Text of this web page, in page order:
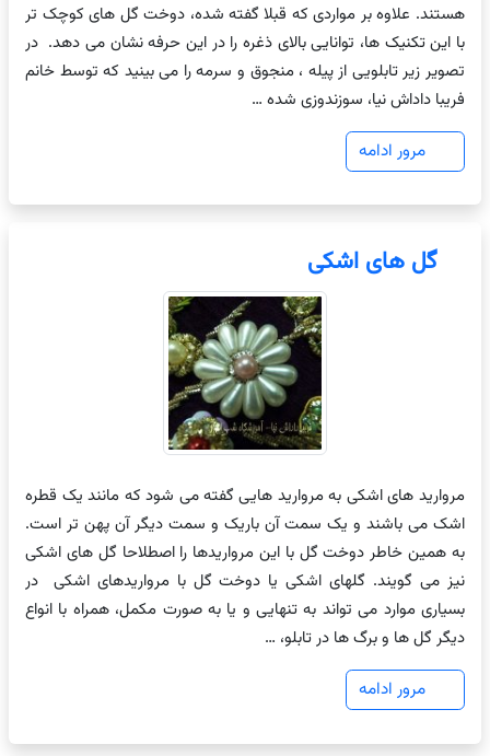
هستند. علاوه بر مواردی که قبلا گفته شده، دوخت گل های کوچک تر
با این تکنیک ها، توانایی بالای ذغره را در این حرفه نشان می دهد. در
تصویر زیر تابلویی از پیله ، منجوق و سرمه را می بینید که توسط خانم
فریبا داداش نیا، سوزندوزی شده …
مرور ادامه
گل های اشکی
مروارید های اشکی به مروارید هایی گفته می شود که مانند یک قطره
اشک می باشند و یک سمت آن باریک و سمت دیگر آن پهن تر است.
به همین خاطر دوخت گل با این مرواریدها را اصطلاحا گل های اشکی
نیز می گویند. گلهای اشکی یا دوخت گل با مرواریدهای اشکی در
بسیاری موارد می تواند به تنهایی و یا به صورت مکمل، همراه با انواع
دیگر گل ها و برگ ها در تابلو، …
مرور ادامه